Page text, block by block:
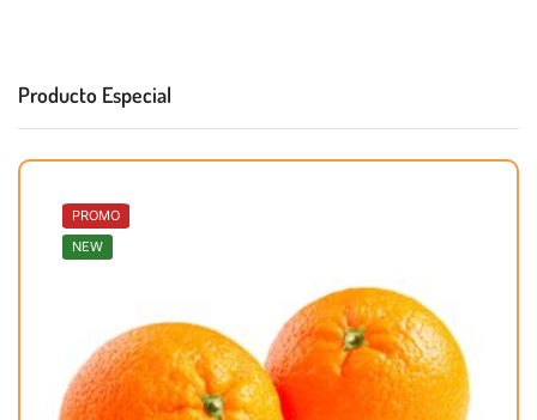
Producto Especial
PROMO
NEW